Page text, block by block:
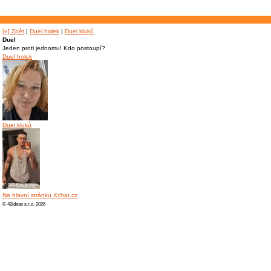
[«] Zpět | Duel holek | Duel kluků
Duel
Jeden proti jednomu! Kdo postoupí?
Duel holek
Duel kluků
Na hlavní stránku Xchat.cz
© 42ideas s.r.o. 2026